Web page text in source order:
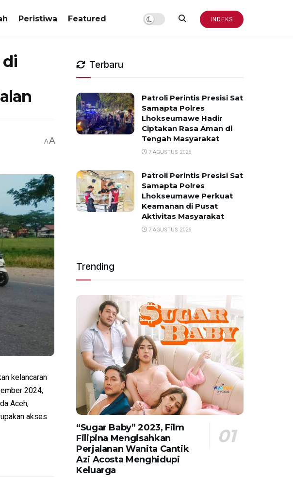
Peristiwa Featured INDEKS
di
AA
kelancaran
2024,
Aceh,
akses
Terbaru
Patroli Perintis Presisi Sat
Samapta Polres
Lhokseumawe Hadir
Ciptakan Rasa Aman di
Tengah Masyarakat
7 AGUSTUS 2026
Patroli Perintis Presisi Sat
Samapta Polres
Lhokseumawe Perkuat
Keamanan di Pusat
Aktivitas Masyarakat
7 AGUSTUS 2026
Trending
“Sugar Baby” 2023, Film
Filipina Mengisahkan
Perjalanan Wanita Cantik
Azi Acosta Menghidupi
Keluarga